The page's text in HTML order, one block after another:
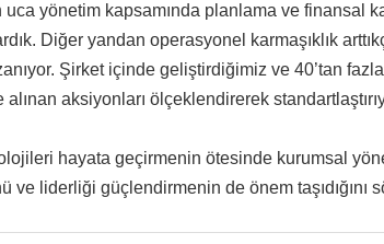
yönetim kapsamında planlama ve finansal
Diğer yandan operasyonel karmaşıklık
Şirket içinde geliştirdiğimiz ve 40’tan
aksiyonları ölçeklendirerek
hayata geçirmenin ötesinde kurumsal
ve liderliği güçlendirmenin de önem taşıdığını